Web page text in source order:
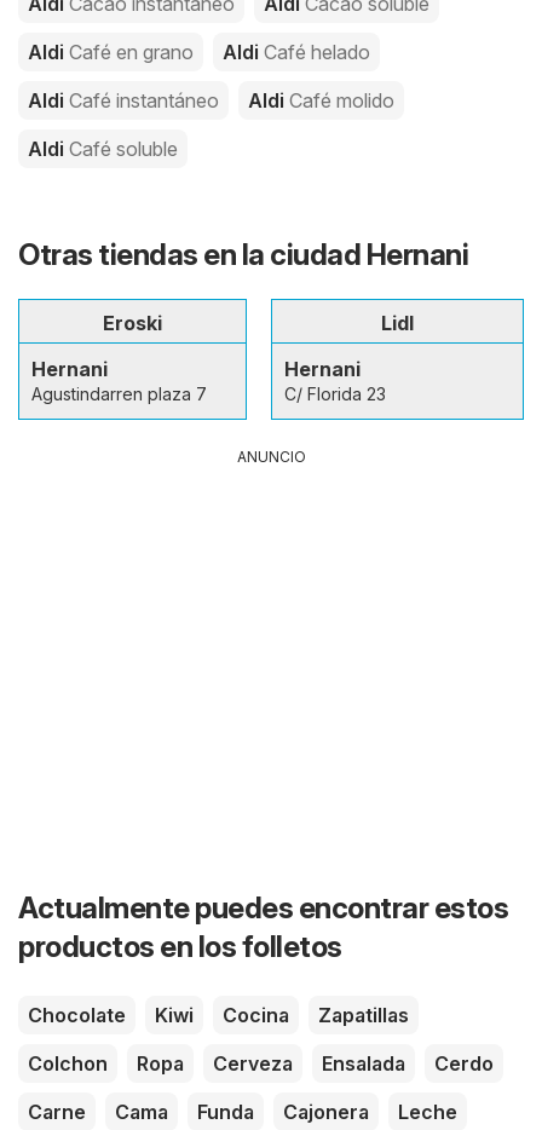
Aldi Café en grano Aldi Café helado
Aldi Café instantáneo Aldi Café molido
Aldi Café soluble
Otras tiendas en la ciudad Hernani
Eroski
Hernani
Agustindarren plaza 7
Lidl
Hernani
C/ Florida 23
ANUNCIO
Actualmente puedes encontrar estos
productos en los folletos
Chocolate Kiwi Cocina
Zapatillas
Colchon
Ropa Cerveza Ensalada
Cerdo
Carne
Cama Funda Cajonera
Leche